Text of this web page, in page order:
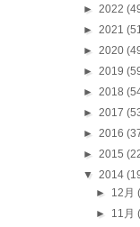
► 2022
► 2021
► 2020
► 2019
► 2018
► 2017
► 2016
► 2015
▼ 2014
► 12月
► 11月